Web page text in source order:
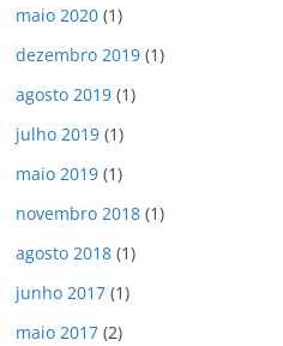
maio 2020 (1)
dezembro 2019 (1)
agosto 2019 (1)
julho 2019 (1)
maio 2019 (1)
novembro 2018 (1)
agosto 2018 (1)
junho 2017 (1)
maio 2017 (2)